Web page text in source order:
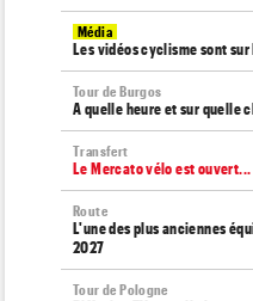
Média
Les vidéos cyclisme sont
Tour de Burgos
A quelle heure et sur quelle
Transfert
Le Mercato vélo est
Route
L'une des plus anciennes
2027
Tour de Pologne